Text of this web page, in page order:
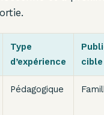
Type
d’expérience
cible
Pédagogique